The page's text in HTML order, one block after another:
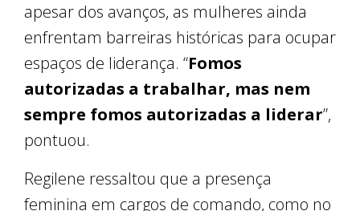
apesar dos avanços, as mulheres ainda
enfrentam barreiras históricas para ocupar
espaços de liderança. “Fomos
autorizadas a trabalhar, mas nem
sempre fomos autorizadas a liderar”,
pontuou.
Regilene ressaltou que a presença
feminina em cargos de comando, como no